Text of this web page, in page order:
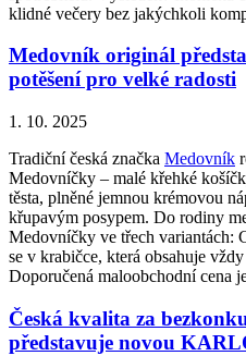
klidné večery bez jakýchkoli
Medovník originál
potěšení pro velké radosti
1. 10. 2025
Tradiční česká značka Medovník
Medovníčky – malé křehké
těsta, plněné jemnou krémovou
křupavým posypem. Do rodiny
Medovníčky ve třech variantách:
se v krabičce, která obsahuje
Doporučená maloobchodní cena
Česká kvalita za
představuje novou